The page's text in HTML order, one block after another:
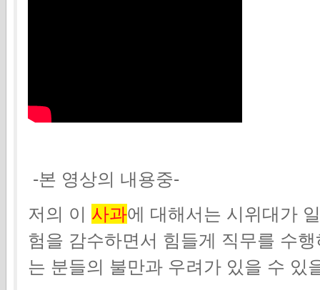
-본 영상의 내용중-
저의 이 사과에 대해서는 시위대가
험을 감수하면서 힘들게 직무를 수
는 분들의 불만과 우려가 있을 수 있